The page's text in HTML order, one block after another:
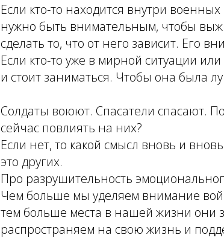
Если кто-то находится внутри
нужно быть внимательным, чтобы
сделать то, что от него зависит. Его
Если кто-то уже в мирной ситуации
и стоит заниматься. Чтобы она была
Солдаты воюют. Спасатели спасают.
сейчас повлиять на них?
Если нет, то какой смысл вновь и
это других.
Про разрушительность
Чем больше мы уделяем внимание
тем больше места в нашей жизни
распространяем на свою жизнь и